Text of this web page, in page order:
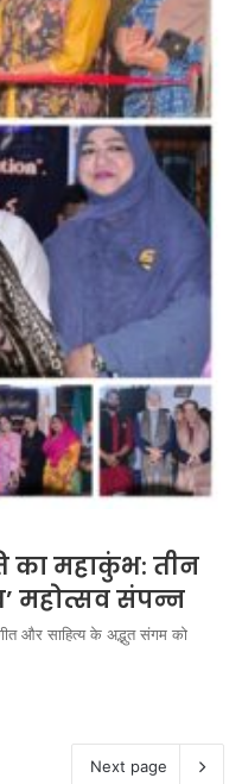
का महाकुंभ: तीन
महोत्सव संपन्न
और साहित्य के अद्भुत संगम को
Next page